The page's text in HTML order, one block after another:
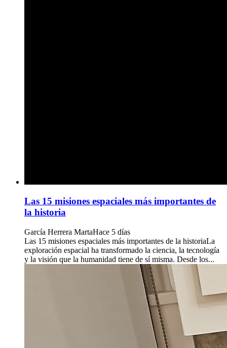
Las 15 misiones espaciales más importantes de
la historia
García Herrera MartaHace 5 días
Las 15 misiones espaciales más importantes de la historiaLa
exploración espacial ha transformado la ciencia, la tecnología
y la visión que la humanidad tiene de sí misma. Desde los...